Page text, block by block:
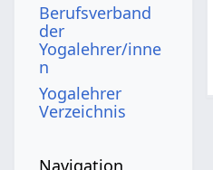
Berufsverband
der
Yogalehrer/inne
n
Yogalehrer
Verzeichnis